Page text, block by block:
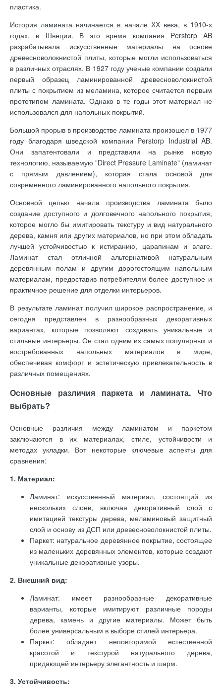
пластика.
История ламината начинается в начале XX века, в 1910-х
годах, в Швеции. В это время компания Perstorp AB
разрабатывала искусственные материалы на основе
древесноволокнистой плиты, которые могли использоваться
в различных отраслях. В 1927 году ученые компании создали
первый образец ламинированной древесноволокнистой
плиты с покрытием из меламина, которое считается первым
прототипом ламината. Однако в те годы этот материал не
использовался для напольных покрытий.
Большой прорыв в производстве ламината произошел в 1977
году благодаря шведской компании Perstorp Industrial AB.
Они запатентовали и представили на рынке новую
технологию, называемую "Direct Pressure Laminate" (ламинат
с прямым давлением), которая стала основой для
современного ламинированного напольного покрытия.
Основной целью начала производства ламината было
создание доступного и долговечного напольного покрытия,
которое могло бы имитировать текстуру и вид натурального
дерева, камня или других материалов, но при этом обладать
лучшей устойчивостью к истиранию, царапинам и влаге.
Ламинат стал отличной альтернативой натуральным
деревянным полам и другим дорогостоящим напольным
материалам, предоставив потребителям более доступное и
практичное решение для отделки интерьеров.
В результате ламинат получил широкое распространение, и
сегодня представлен в разнообразных декоративных
вариантах, которые позволяют создавать уникальные и
стильные интерьеры. Он стал одним из самых популярных и
востребованных напольных материалов в мире,
обеспечивая комфорт и эстетическую привлекательность в
различных помещениях.
Основные различия паркета и ламината. Что
выбрать?
Основные различия между ламинатом и паркетом
заключаются в их материалах, стиле, устойчивости и
методах укладки. Вот некоторые ключевые аспекты для
сравнения:
1. Материал:
Ламинат: искусственный материал, состоящий из
нескольких слоев, включая декоративный слой с
имитацией текстуры дерева, меламиновый защитный
слой и основу из ДСП или древесноволокнистой плиты.
Паркет: натуральное деревянное покрытие, состоящее
из маленьких деревянных элементов, которые создают
уникальные декоративные узоры.
2. Внешний вид:
Ламинат: имеет разнообразные декоративные
варианты, которые имитируют различные породы
дерева, камень и другие материалы. Может быть
более универсальным в выборе стилей интерьера.
Паркет: обладает неповторимой естественной
красотой и текстурой натурального дерева,
придающей интерьеру элегантность и шарм.
3. Устойчивость: